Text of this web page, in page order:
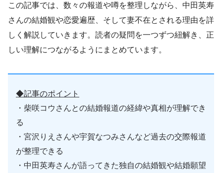
この記事では、数々の報道や噂を整理しながら、中田英寿
さんの結婚観や恋愛遍歴、そして妻不在とされる理由を詳
しく解説していきます。読者の疑問を一つずつ紐解き、正
しい理解につながるようにまとめています。
◆記事のポイント
・柴咲コウさんとの結婚報道の経緯や真相が理解でき
る
・宮沢りえさんや宇賀なつみさんなど過去の交際報道
が整理できる
・中田英寿さんが語ってきた独自の結婚観や結婚願望